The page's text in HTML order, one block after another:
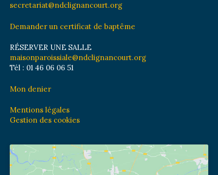
secretariat@ndclignancourt.org
Demander un certificat de baptême
RÉSERVER UNE SALLE
maisonparoissiale@ndclignancourt.org
Tél : 01 46 06 06 51
Mon denier
Mentions légales
Gestion des cookies